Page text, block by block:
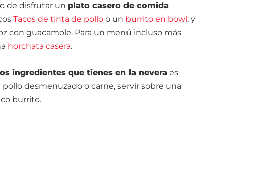
de disfrutar un plato casero de comida
Tacos de tinta de pollo o un burrito en bowl, y
con guacamole. Para un menú incluso más
horchata casera.
ingredientes que tienes en la nevera es
desmenuzado o carne, servir sobre una
burrito.